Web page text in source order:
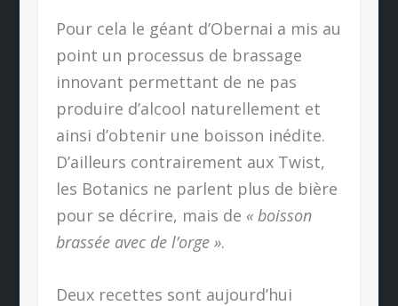
Pour cela le géant d’Obernai a mis au
point un processus de brassage
innovant permettant de ne pas
produire d’alcool naturellement et
ainsi d’obtenir une boisson inédite.
D’ailleurs contrairement aux Twist,
les Botanics ne parlent plus de bière
pour se décrire, mais de « boisson
brassée avec de l’orge ».
Deux recettes sont aujourd’hui